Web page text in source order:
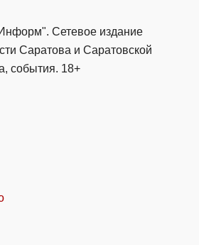
Сетевое издание
Саратова и Саратовской
события. 18+